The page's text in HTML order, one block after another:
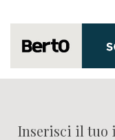
Inserisci il tuo